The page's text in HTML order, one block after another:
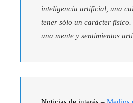
inteligencia artificial, una
tener sólo un carácter
una mente y sentimientos